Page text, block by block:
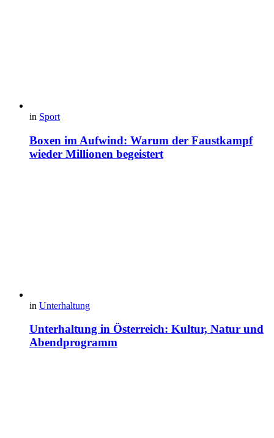
in Sport
Boxen im Aufwind: Warum der Faustkampf
wieder Millionen begeistert
in Unterhaltung
Unterhaltung in Österreich: Kultur, Natur und
Abendprogramm